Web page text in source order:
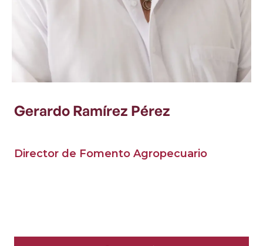
Gerardo Ramírez Pérez
Director de Fomento Agropecuario